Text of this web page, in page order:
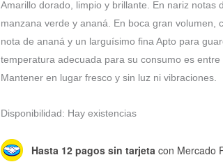
Amarillo dorado, limpio y brillante. En nariz notas
manzana verde y ananá. En boca gran volumen,
nota de ananá y un larguísimo fina Apto para
temperatura adecuada para su consumo es entre
Mantener en lugar fresco y sin luz ni vibraciones.
Disponibilidad: Hay existencias
Hasta 12 pagos sin tarjeta con Mercado